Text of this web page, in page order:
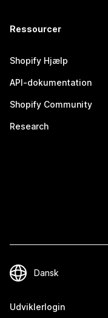
Ressourcer
Shopify Hjælp
API-dokumentation
Shopify Community
Research
Udviklerlogin